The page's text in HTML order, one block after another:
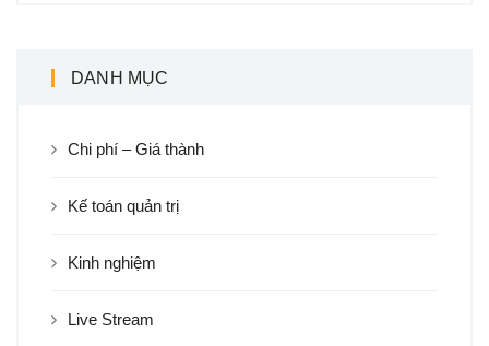
DANH MỤC
Chi phí – Giá thành
Kế toán quản trị
Kinh nghiệm
Live Stream